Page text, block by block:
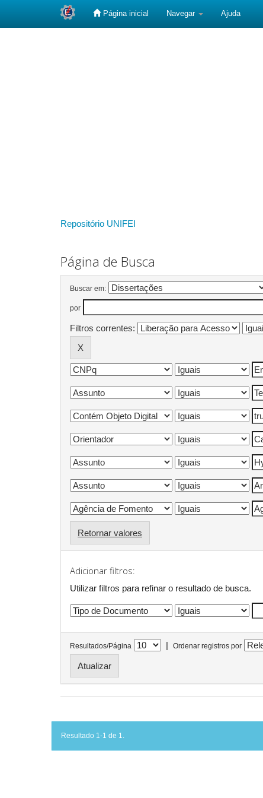
Página inicial Navegar Ajuda
Repositório UNIFEI
Página de Busca
Buscar em:
por
Filtros correntes:
Retornar valores
Adicionar filtros:
Utilizar filtros para refinar o resultado de busca.
Resultados/Página | Ordenar registros por
Resultado 1-1 de 1.